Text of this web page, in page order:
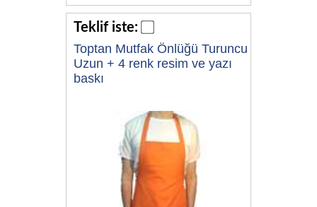
Teklif iste:
Toptan Mutfak Önlüğü Turuncu
Uzun + 4 renk resim ve yazı
baskı